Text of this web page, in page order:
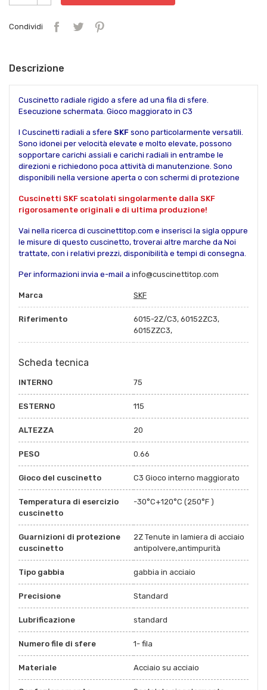
Condividi
Descrizione
Cuscinetto radiale rigido a sfere ad una fila di sfere.
Esecuzione schermata. Gioco maggiorato in C3
I Cuscinetti radiali a sfere SKF sono particolarmente versatili.
Sono idonei per velocità elevate e molto elevate, possono
sopportare carichi assiali e carichi radiali in entrambe le
direzioni e richiedono poca attività di manutenzione. Sono
disponibili nella versione aperta o con schermi di protezione
Cuscinetti SKF scatolati singolarmente dalla SKF
rigorosamente originali e di ultima produzione!
Vai nella ricerca di cuscinettitop.com e inserisci la sigla oppure
le misure di questo cuscinetto, troverai altre marche da Noi
trattate, con i relativi prezzi, disponibilità e tempi di consegna.
Per informazioni invia e-mail a info@cuscinettitop.com
Marca SKF
Riferimento
6015-2Z/C3, 60152ZC3,
6015ZZC3,
Scheda tecnica
INTERNO 75
ESTERNO 115
ALTEZZA 20
PESO 0.66
Gioco del cuscinetto C3 Gioco interno maggiorato
Temperatura di esercizio
cuscinetto
-30°C+120°C (250°F )
Guarnizioni di protezione
cuscinetto
2Z Tenute in lamiera di acciaio
antipolvere,antimpurità
Tipo gabbia gabbia in acciaio
Precisione Standard
Lubrificazione standard
Numero file di sfere 1- fila
Materiale Acciaio su acciaio